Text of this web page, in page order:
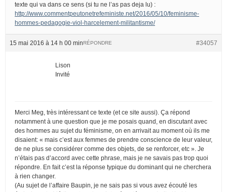
texte qui va dans ce sens (si tu ne l’as pas deja lu) :
http://www.commentpeutonetrefeministe.net/2016/05/10/feminisme-
hommes-pedagogie-viol-harcelement-militantisme/
15 mai 2016 à 14 h 00 min #34057
RÉPONDRE
Lison
Invité
Merci Meg, très intéressant ce texte (et ce site aussi). Ça répond
notamment à une question que je me posais quand, en discutant avec
des hommes au sujet du féminisme, on en arrivait au moment où ils me
disaient: « mais c’est aux femmes de prendre conscience de leur valeur,
de ne plus se considérer comme des objets, de se renforcer, etc ». Je
n’étais pas d’accord avec cette phrase, mais je ne savais pas trop quoi
répondre. En fait c’est la réponse typique du dominant qui ne cherchera
à rien changer.
(Au sujet de l’affaire Baupin, je ne sais pas si vous avez écouté les